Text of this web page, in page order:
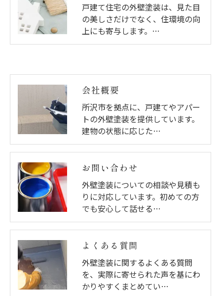
戸建て住宅の外壁塗装は、見た目
の美しさだけでなく、住環境の向
上にも寄与します。…
会社概要
所沢市を拠点に、戸建てやアパー
トの外壁塗装を提供しています。
建物の状態に応じた…
お問い合わせ
外壁塗装についての相談や見積も
りに対応しています。初めての方
でも安心して話せる…
よくある質問
外壁塗装に関するよくある質問
を、実際に寄せられた声を基にわ
かりやすくまとめてい…